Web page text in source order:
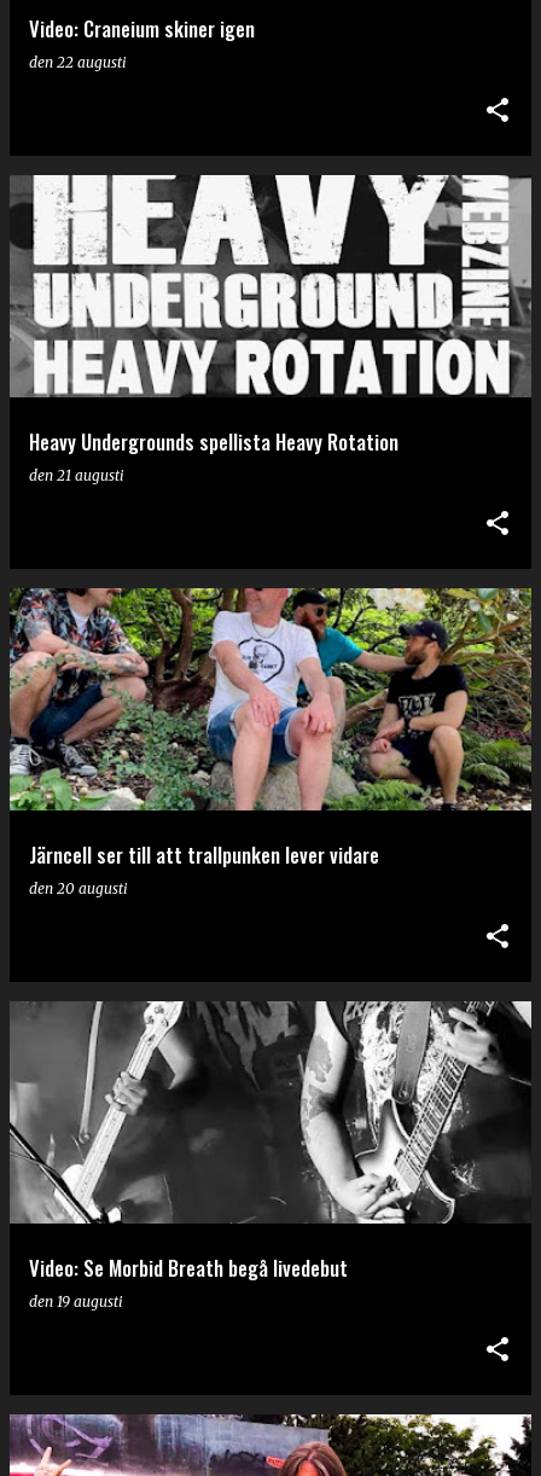
Video: Craneium skiner igen
den 22 augusti
Heavy Undergrounds spellista Heavy Rotation
den 21 augusti
Järncell ser till att trallpunken lever vidare
den 20 augusti
Video: Se Morbid Breath begå livedebut
den 19 augusti